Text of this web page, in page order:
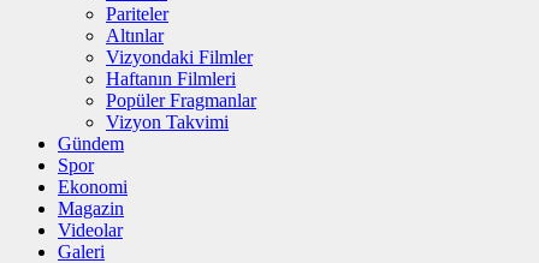
Pariteler
Altınlar
Vizyondaki Filmler
Haftanın Filmleri
Popüler Fragmanlar
Vizyon Takvimi
Gündem
Spor
Ekonomi
Magazin
Videolar
Galeri